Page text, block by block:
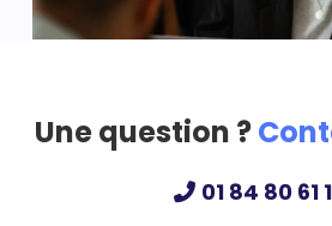
Une question ?
01 84 80 61